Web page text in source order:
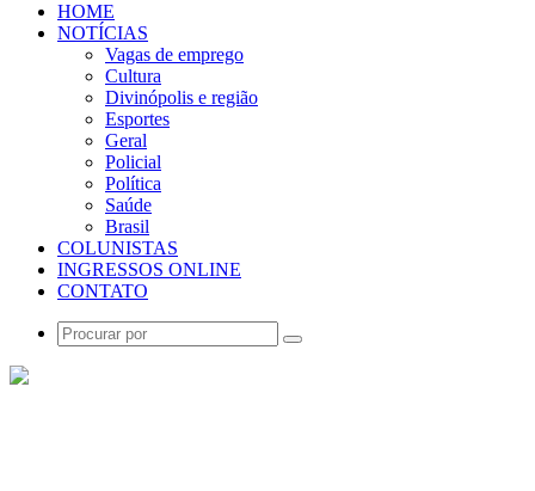
HOME
NOTÍCIAS
Vagas de emprego
Cultura
Divinópolis e região
Esportes
Geral
Policial
Política
Saúde
Brasil
COLUNISTAS
INGRESSOS ONLINE
CONTATO
Procurar